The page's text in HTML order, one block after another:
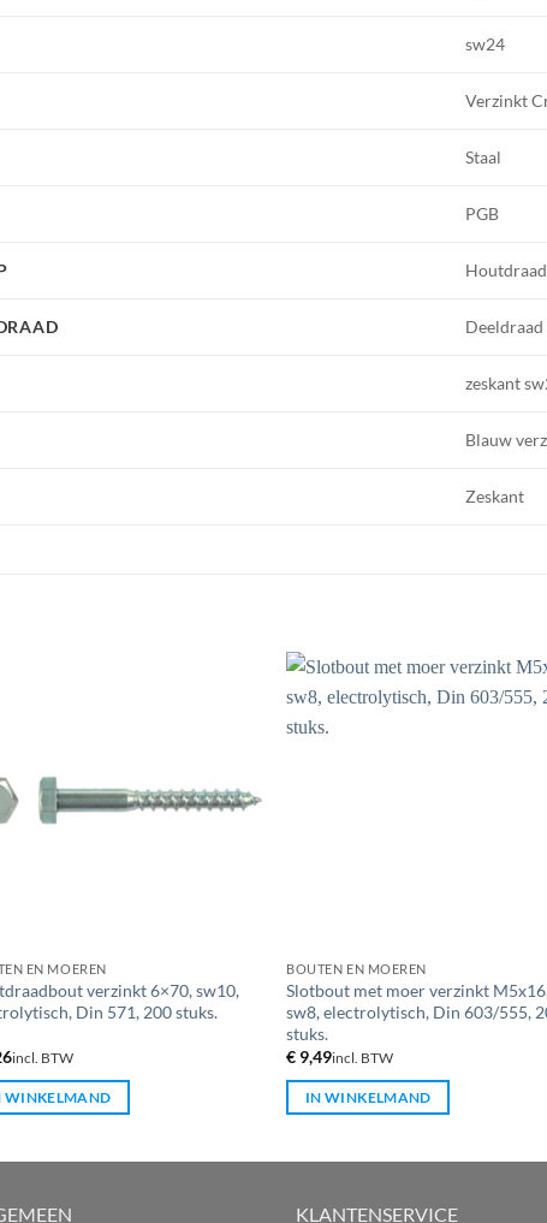
sw24
Verzinkt
Staal
PGB
Deeldraad
zeskant
Blauw
Zeskant
EN MOEREN
verzinkt 6×70, sw10,
Din 571, 200 stuks.
incl. BTW
WINKELMAND
BOUTEN EN MOEREN
Slotbout met moer verzinkt
sw8, electrolytisch, Din 603/555,
stuks.
€ 9,49incl. BTW
IN WINKELMAND
KLANTENSERVICE